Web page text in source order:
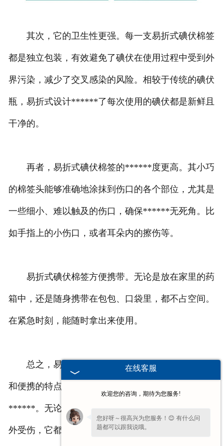
其次，它的卫生性更强。每一支易折式碘伏棉签
都是独立包装，有效避免了碘伏在使用过程中受到外
界污染，减少了交叉感染的风险。相较于传统的碘伏
瓶，易折式设计******了每次使用的碘伏都是新鲜且
干净的。
再者，易折式碘伏棉签的******度更高。其小巧
的棉签头能够准确地涂抹到伤口的各个部位，尤其是
一些细小、难以触及的伤口，确保******无死角。比
如手指上的小伤口，或者耳朵内的擦伤等。
易折式碘伏棉签方便携带。无论是放在家里的药
箱中，还是随身携带在包包、口袋里，都不占空间。
在紧急时刻，能随时拿出来使用。
总之，易折式碘伏棉签以其便捷、卫生、******
和便携的特点，为我们处理伤口提供了安全的
******。无论是家庭日常的小擦伤，还是外出时的意
外受伤，它都是值得信赖的好帮手。让我们在面对各
在线客服
欢迎您的咨询，期待为您服务!
您好呀～很高兴为您服务！😊 有什么问
题都可以跟我说哦。